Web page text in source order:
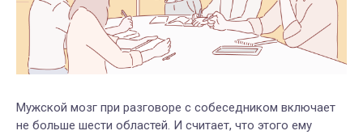
Мужской мозг при разговоре с собеседником включает
не больше шести областей. И считает, что этого ему